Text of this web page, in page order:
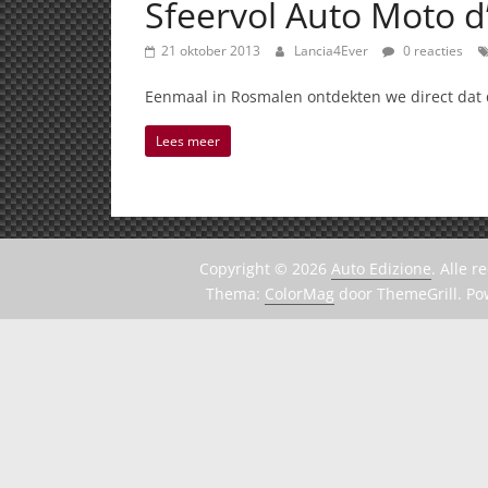
Sfeervol Auto Moto
21 oktober 2013 Lancia4Ever 0 reacties
Eenmaal in Rosmalen ontdekten we direct
Lees meer
Copyright © 2026 Auto Edizione. Alle
Thema: ColorMag door ThemeGrill.